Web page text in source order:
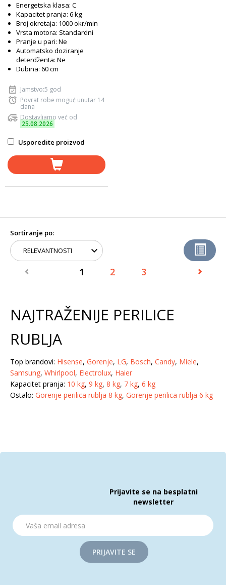
Energetska klasa: C
Kapacitet pranja: 6 kg
Broj okretaja: 1000 okr/min
Vrsta motora: Standardni
Pranje u pari: Ne
Automatsko doziranje
deterdženta: Ne
Dubina: 60 cm
Jamstvo:5 god
Povrat robe moguć unutar 14
dana
Dostavljamo već od
25.08.2026
Usporedite proizvod
Sortiranje po:
1 2 3
NAJTRAŽENIJE PERILICE
RUBLJA
Top brandovi: Hisense, Gorenje, LG, Bosch, Candy, Miele,
Samsung, Whirlpool, Electrolux, Haier
Kapacitet pranja: 10 kg, 9 kg, 8 kg, 7 kg, 6 kg
Ostalo: Gorenje perilica rublja 8 kg, Gorenje perilica rublja 6 kg
Prijavite se na besplatni
newsletter
PRIJAVITE SE